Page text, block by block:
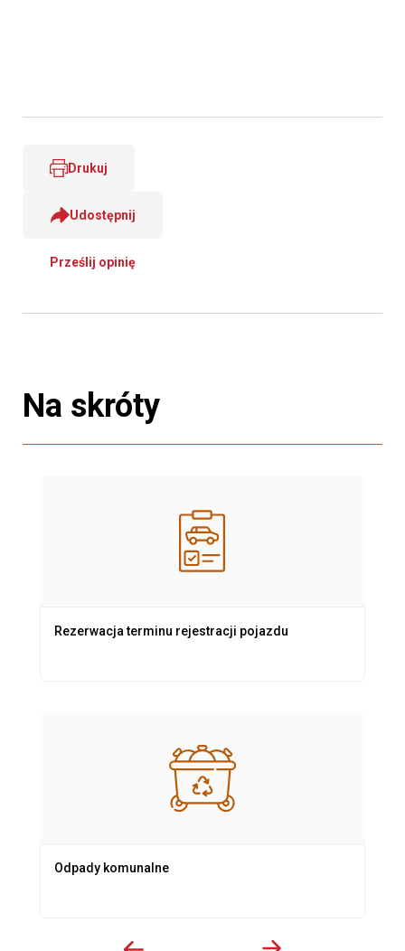
Drukuj
Udostępnij
Prześlij opinię
Na skróty
Rezerwacja terminu rejestracji pojazdu
Odpady komunalne